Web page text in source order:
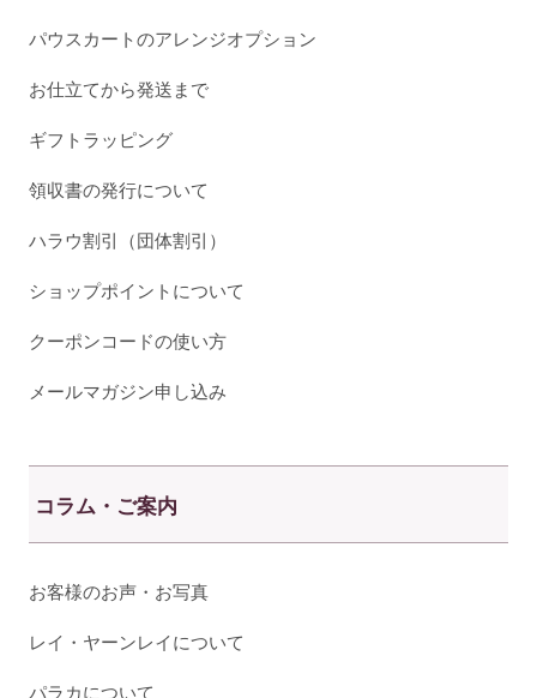
パウスカートのアレンジオプション
お仕立てから発送まで
ギフトラッピング
領収書の発行について
ハラウ割引（団体割引）
ショップポイントについて
クーポンコードの使い方
メールマガジン申し込み
コラム・ご案内
お客様のお声・お写真
レイ・ヤーンレイについて
パラカについて